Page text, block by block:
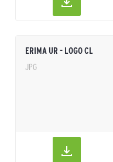
ERIMA UR - LOGO CL
JPG